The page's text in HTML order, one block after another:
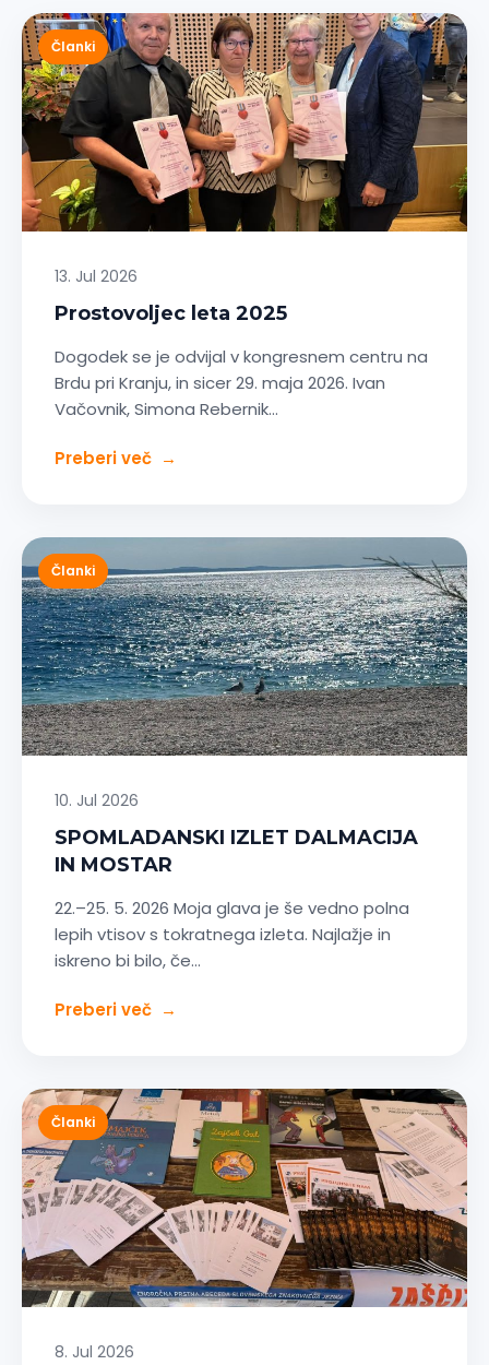
Članki
13. Jul 2026
Prostovoljec leta 2025
Dogodek se je odvijal v kongresnem centru na
Brdu pri Kranju, in sicer 29. maja 2026. Ivan
Vačovnik, Simona Rebernik…
Preberi več →
Članki
10. Jul 2026
SPOMLADANSKI IZLET DALMACIJA
IN MOSTAR
22.–25. 5. 2026 Moja glava je še vedno polna
lepih vtisov s tokratnega izleta. Najlažje in
iskreno bi bilo, če…
Preberi več →
Članki
8. Jul 2026